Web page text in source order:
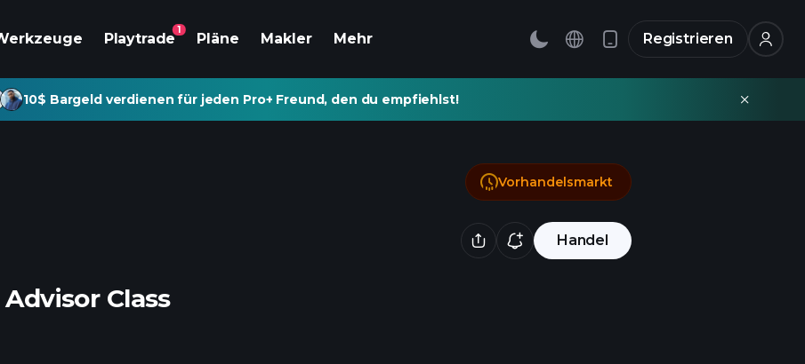
Playtrade
1
Pläne Makler Mehr Registrieren
10$ Bargeld verdienen für jeden Pro+ Freund, den du empfiehlst!
Handel
Class
Vorhandelsmarkt